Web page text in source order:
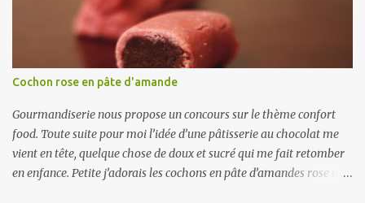
Cochon rose en pâte d'amande
Gourmandiserie nous propose un concours sur le thème confort
food. Toute suite pour moi l’idée d’une pâtisserie au chocolat me
vient en tête, quelque chose de doux et sucré qui me fait retomber
en enfance. Petite j’adorais les cochons en pâte d’amandes rose de